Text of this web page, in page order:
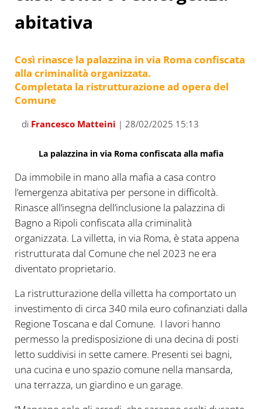
abitativa
Così rinasce la palazzina in via Roma confiscata
alla criminalità organizzata.
Completata la ristrutturazione ad opera del
Comune
di Francesco Matteini | 28/02/2025 15:13
La palazzina in via Roma confiscata alla mafia
Da immobile in mano alla mafia a casa contro
l’emergenza abitativa per persone in difficoltà.
Rinasce all’insegna dell’inclusione la palazzina di
Bagno a Ripoli confiscata alla criminalità
organizzata. La villetta, in via Roma, è stata appena
ristrutturata dal Comune che nel 2023 ne era
diventato proprietario.
La ristrutturazione della villetta ha comportato un
investimento di circa 340 mila euro cofinanziati dalla
Regione Toscana e dal Comune. I lavori hanno
permesso la predisposizione di una decina di posti
letto suddivisi in sette camere. Presenti sei bagni,
una cucina e uno spazio comune nella mansarda,
una terrazza, un giardino e un garage.